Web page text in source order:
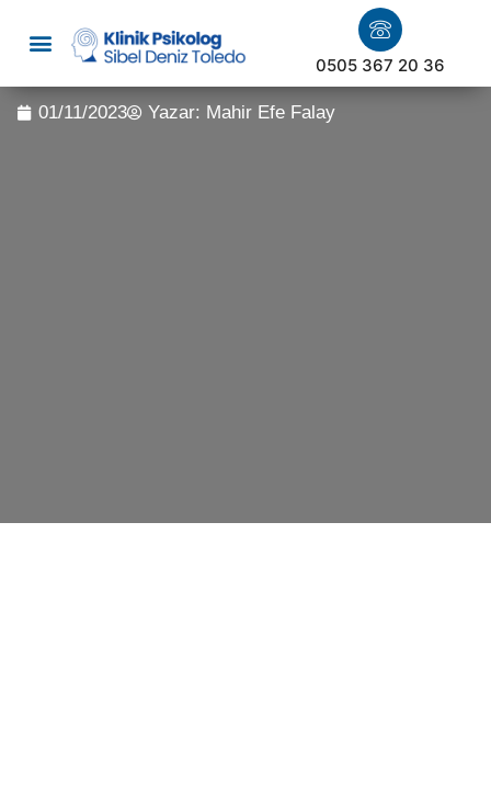
0505 367 20 36
01/11/2023 Yazar: Mahir Efe Falay